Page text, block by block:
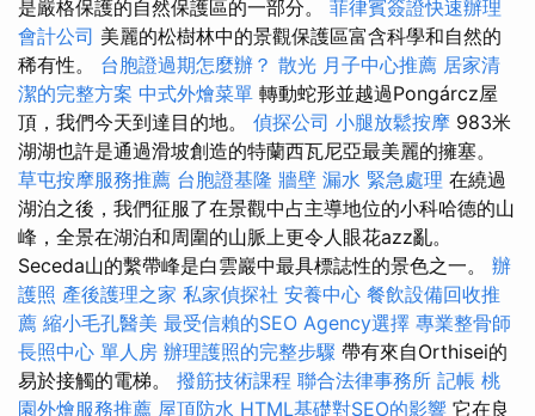
是嚴格保護的自然保護區的一部分。 菲律賓簽證快速辦理
會計公司 美麗的松樹林中的景觀保護區富含科學和自然的
稀有性。 台胞證過期怎麼辦？ 散光 月子中心推薦 居家清
潔的完整方案 中式外燴菜單 轉動蛇形並越過Pongárcz屋
頂，我們今天到達目的地。 偵探公司 小腿放鬆按摩 983米
湖湖也許是通過滑坡創造的特蘭西瓦尼亞最美麗的擁塞。
草屯按摩服務推薦 台胞證基隆 牆壁 漏水 緊急處理 在繞過
湖泊之後，我們征服了在景觀中占主導地位的小科哈德的山
峰，全景在湖泊和周圍的山脈上更令人眼花azz亂。
Seceda山的繫帶峰是白雲巖中最具標誌性的景色之一。 辦
護照 產後護理之家 私家偵探社 安養中心 餐飲設備回收推
薦 縮小毛孔醫美 最受信賴的SEO Agency選擇 專業整骨師
長照中心 單人房 辦理護照的完整步驟 帶有來自Orthisei的
易於接觸的電梯。 撥筋技術課程 聯合法律事務所 記帳 桃
園外燴服務推薦 屋頂防水 HTML基礎對SEO的影響 它在良